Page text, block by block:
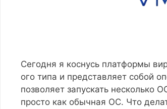
Сегодня я коснусь платформы
ого типа и представляет собой
позволяет запускать несколько
просто как обычная ОС. Что